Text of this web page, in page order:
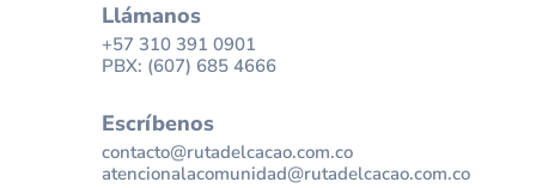
Llámanos
+57 310 391 0901
PBX: (607) 685 4666
Escríbenos
contacto@rutadelcacao.com.co
atencionalacomunidad@rutadelcacao.com.co